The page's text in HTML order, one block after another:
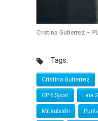
Cristina Gutierrez –
Tags:
Cristina Gutierrez
GPR Sport Laia
Mitsubishi